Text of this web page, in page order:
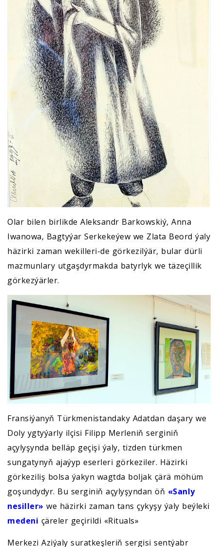
Olar bilen birlikde Aleksandr Barkowskiý, Anna
Iwanowa, Bagtyýar Serkekeýew we Zlata Beord ýaly
häzirki zaman wekilleri-de görkezilýär, bular dürli
mazmunlary utgaşdyrmakda batyrlyk we täzeçillik
görkezýärler.
Fransiýanyň Türkmenistandaky Adatdan daşary we
Doly ygtyýarly ilçisi Filipp Merleniň serginiň
açylyşynda belläp geçişi ýaly, tizden türkmen
sungatynyň ajaýyp eserleri görkeziler. Häzirki
görkeziliş bolsa ýakyn wagtda boljak çärä möhüm
goşundydyr. Bu serginiň açylyşyndan öň «Sanly
nesiller» we häzirki zaman tans çykyşy ýaly beýleki
medeni çäreler geçirildi «Rituals»
Merkezi Aziýaly suratkeşleriň sergisi sentýabr